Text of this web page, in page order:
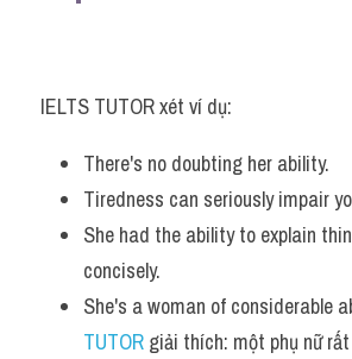
IELTS TUTOR xét ví dụ:
There's no doubting her ability.
Tiredness can seriously impair
She had the ability to explain
concisely.
She's a woman of considerable
TUTOR giải thích: một phụ nữ